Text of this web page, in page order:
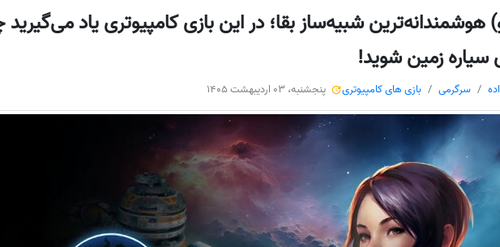
هوشمندانه‌ترین شبیه‌ساز بقا؛ در این بازی کامپیوتری یاد می‌گیرید
سیاره زمین شوید!
سرگرمی بازی های کامپیوتری پنجشنبه، 03 اردیبهشت 1405